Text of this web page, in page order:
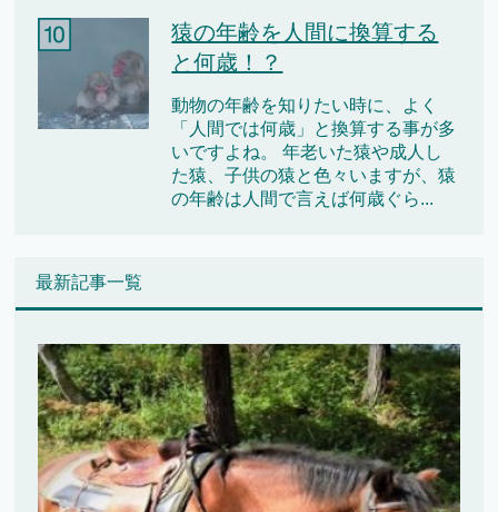
猿の年齢を人間に換算する
と何歳！？
動物の年齢を知りたい時に、よく
「人間では何歳」と換算する事が多
いですよね。 年老いた猿や成人し
た猿、子供の猿と色々いますが、猿
の年齢は人間で言えば何歳ぐら...
最新記事一覧